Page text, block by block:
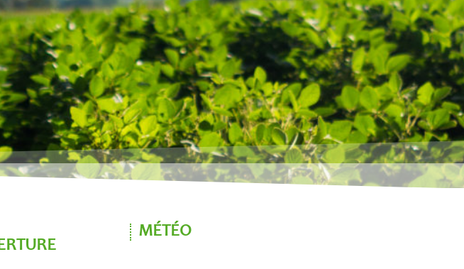
MÉTÉO